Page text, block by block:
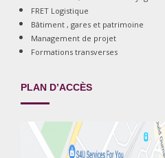
FRET Logistique
Bâtiment , gares et patrimoine
Management de projet
Formations transverses
PLAN D’ACCÈS